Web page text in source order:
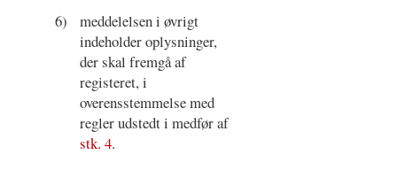
6)
meddelelsen i øvrigt
indeholder oplysninger,
der skal fremgå af
registeret, i
overensstemmelse med
regler udstedt i medfør af
stk. 4.